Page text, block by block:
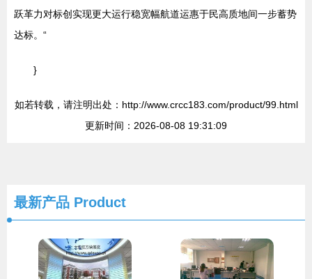
跃革力对标创实现更大运行稳宽幅航道运惠于民高质地间一步蓄势
达标。“
}
如若转载，请注明出处：http://www.crcc183.com/product/99.html
更新时间：2026-08-08 19:31:09
最新产品 Product